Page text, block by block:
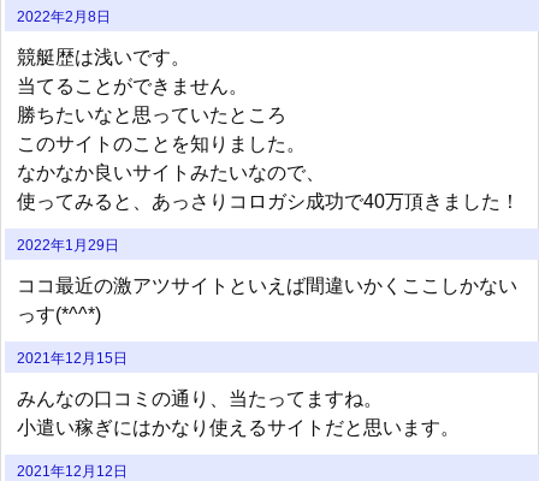
2022年2月8日
競艇歴は浅いです。
当てることができません。
勝ちたいなと思っていたところ
このサイトのことを知りました。
なかなか良いサイトみたいなので、
使ってみると、あっさりコロガシ成功で40万頂きました！
2022年1月29日
ココ最近の激アツサイトといえば間違いかくここしかない
っす(*^^*)
2021年12月15日
みんなの口コミの通り、当たってますね。
小遣い稼ぎにはかなり使えるサイトだと思います。
2021年12月12日